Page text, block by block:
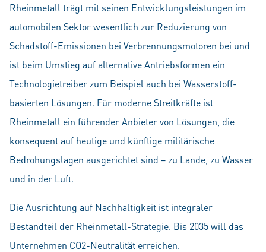
Rheinmetall trägt mit seinen Entwicklungsleistungen im
automobilen Sektor wesentlich zur Reduzierung von
Schadstoff-Emissionen bei Verbrennungsmotoren bei und
ist beim Umstieg auf alternative Antriebsformen ein
Technologietreiber zum Beispiel auch bei Wasserstoff-
basierten Lösungen. Für moderne Streitkräfte ist
Rheinmetall ein führender Anbieter von Lösungen, die
konsequent auf heutige und künftige militärische
Bedrohungslagen ausgerichtet sind – zu Lande, zu Wasser
und in der Luft.
Die Ausrichtung auf Nachhaltigkeit ist integraler
Bestandteil der Rheinmetall-Strategie. Bis 2035 will das
Unternehmen CO2-Neutralität erreichen.